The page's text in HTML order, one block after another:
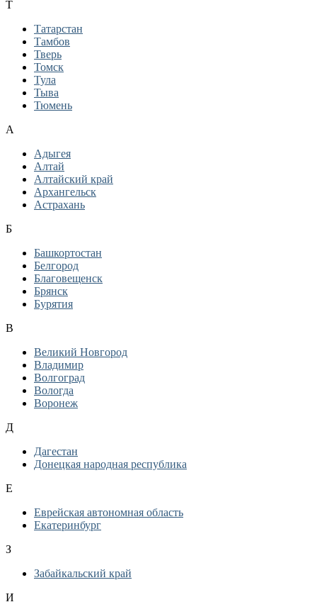
Т
Татарстан
Тамбов
Тверь
Томск
Тула
Тыва
Тюмень
А
Адыгея
Алтай
Алтайский край
Архангельск
Астрахань
Б
Башкортостан
Белгород
Благовещенск
Брянск
Бурятия
В
Великий Новгород
Владимир
Волгоград
Вологда
Воронеж
Д
Дагестан
Донецкая народная республика
Е
Еврейская автономная область
Екатеринбург
З
Забайкальский край
И